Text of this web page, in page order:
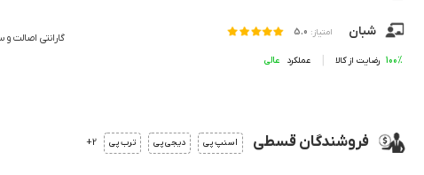
شبان امتیاز: 5.0
100% رضایت از کالا عملکرد
گارانتی اصالت و
فروشندگان قسطی اسنپ پی دیجی پی ترب پی 2+